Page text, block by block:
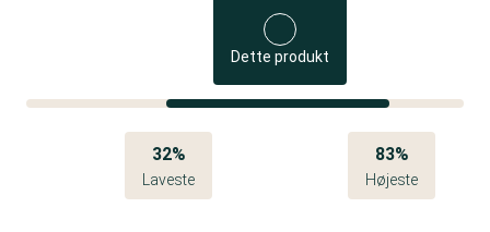
Dette produkt
32%
Laveste
83%
Højeste